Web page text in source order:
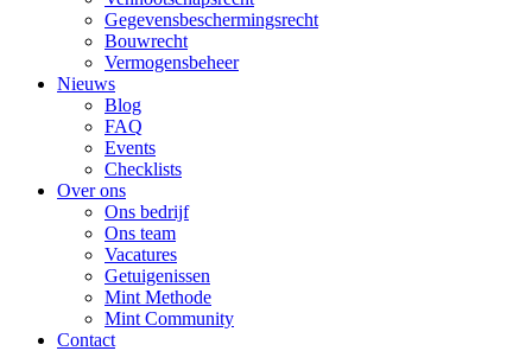
Gegevensbeschermingsrecht
Bouwrecht
Vermogensbeheer
Nieuws
Blog
FAQ
Events
Checklists
Over ons
Ons bedrijf
Ons team
Vacatures
Getuigenissen
Mint Methode
Mint Community
Contact